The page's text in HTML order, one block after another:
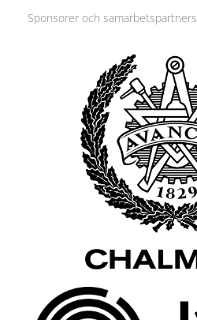
Sponsorer och samarbetspartners